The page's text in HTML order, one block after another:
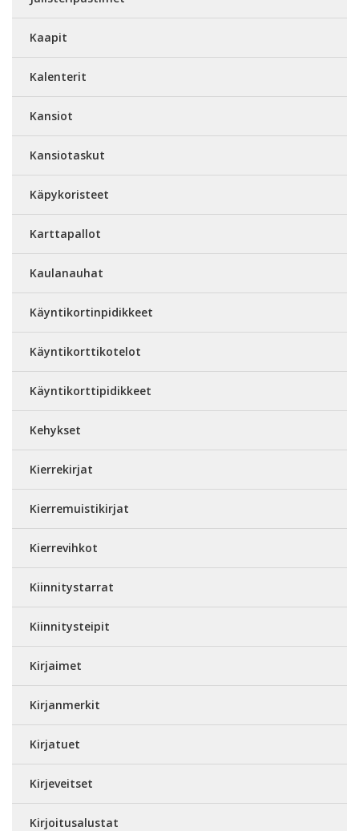
Kaapit
Kalenterit
Kansiot
Kansiotaskut
Käpykoristeet
Karttapallot
Kaulanauhat
Käyntikortinpidikkeet
Käyntikorttikotelot
Käyntikorttipidikkeet
Kehykset
Kierrekirjat
Kierremuistikirjat
Kierrevihkot
Kiinnitystarrat
Kiinnitysteipit
Kirjaimet
Kirjanmerkit
Kirjatuet
Kirjeveitset
Kirjoitusalustat